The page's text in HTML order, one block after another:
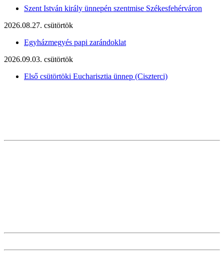
Szent István király ünnepén szentmise Székesfehérváron
2026.08.27. csütörtök
Egyházmegyés papi zarándoklat
2026.09.03. csütörtök
Első csütörtöki Eucharisztia ünnep (Ciszterci)